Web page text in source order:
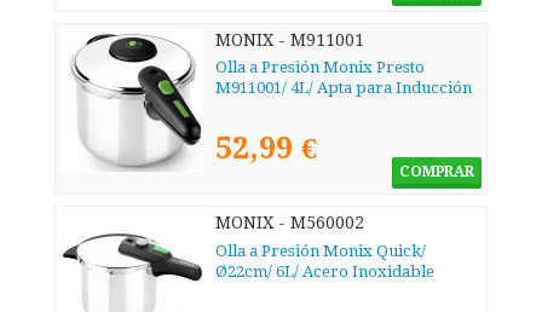
MONIX - M911001
Olla a Presión Monix Presto
M911001/ 4L/ Apta para Inducción
52,99 €
COMPRAR
MONIX - M560002
Olla a Presión Monix Quick/
Ø22cm/ 6L/ Acero Inoxidable